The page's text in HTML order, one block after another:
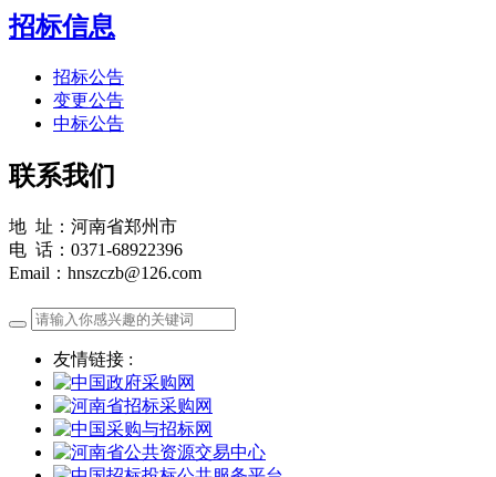
招标信息
招标公告
变更公告
中标公告
联系我们
地 址：河南省郑州市
电 话：0371-68922396
Email：hnszczb@126.com
友情链接 :